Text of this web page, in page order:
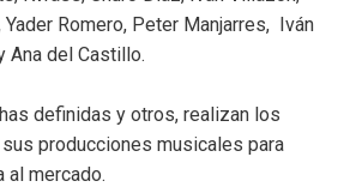
Romero, Peter Manjarres, Iván
Ana del Castillo.
definidas y otros, realizan los
producciones musicales para
al mercado.